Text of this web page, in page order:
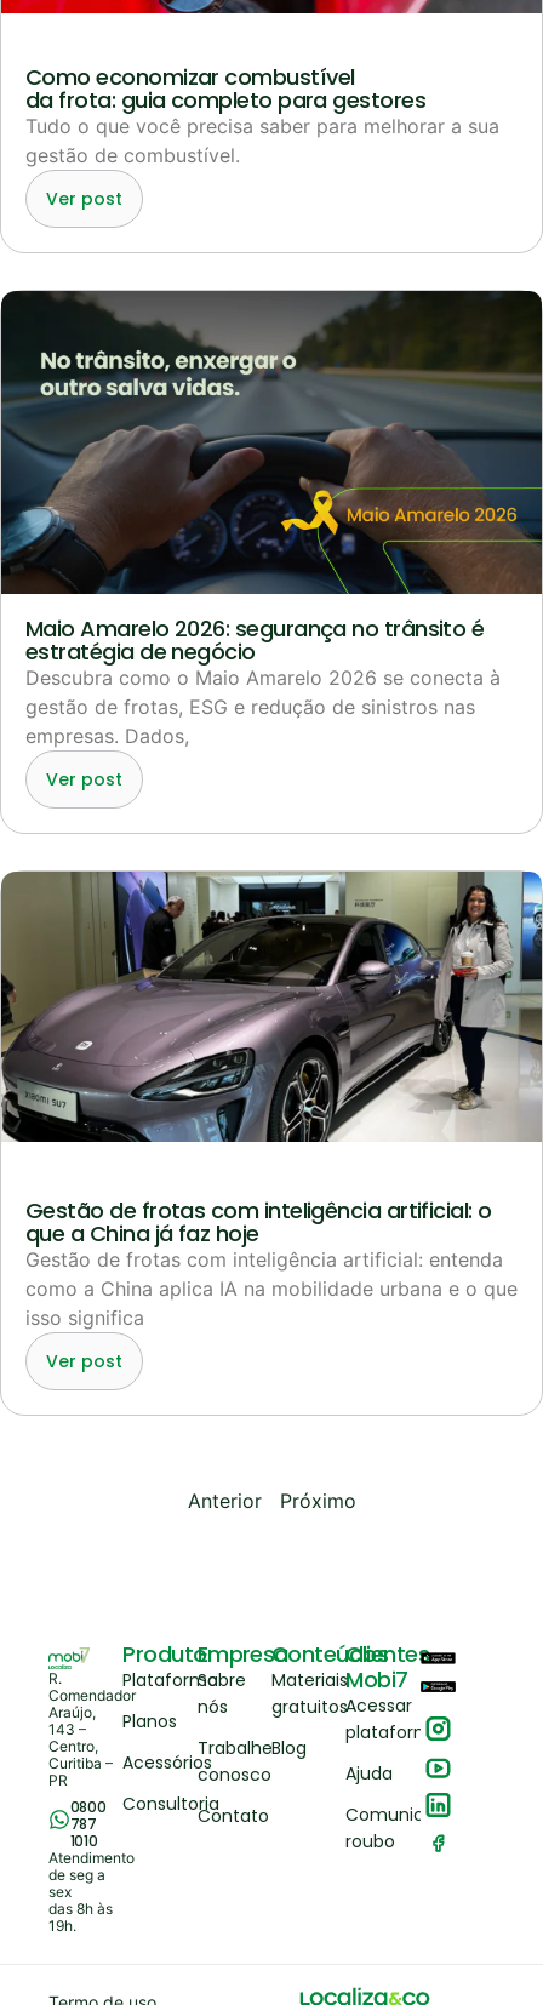
Como economizar combustível
da frota: guia completo para gestores
Tudo o que você precisa saber para melhorar a sua
gestão de combustível.
Ver post
Maio Amarelo 2026: segurança no trânsito é
estratégia de negócio
Descubra como o Maio Amarelo 2026 se conecta à
gestão de frotas, ESG e redução de sinistros nas
empresas. Dados,
Ver post
Gestão de frotas com inteligência artificial: o
que a China já faz hoje
Gestão de frotas com inteligência artificial: entenda
como a China aplica IA na mobilidade urbana e o que
isso significa
Ver post
Anterior Próximo
R.
Comendador
Araújo,
143 –
Centro,
Curitiba –
PR
0800
787
1010
Atendimento
de seg a
sex
das 8h às
19h.
Produto
Plataforma
Planos
Acessórios
Consultoria
Empresa
Sobre
nós
Trabalhe
conosco
Contato
Conteúdos
Materiais
gratuitos
Blog
Clientes
Mobi7
Acessar
plataforma
Ajuda
Comunicar
roubo